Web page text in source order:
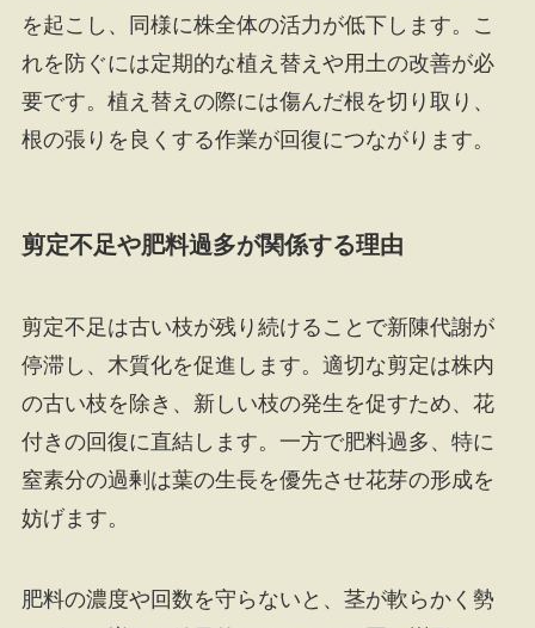
を起こし、同様に株全体の活力が低下します。こ
れを防ぐには定期的な植え替えや用土の改善が必
要です。植え替えの際には傷んだ根を切り取り、
根の張りを良くする作業が回復につながります。
剪定不足や肥料過多が関係する理由
剪定不足は古い枝が残り続けることで新陳代謝が
停滞し、木質化を促進します。適切な剪定は株内
の古い枝を除き、新しい枝の発生を促すため、花
付きの回復に直結します。一方で肥料過多、特に
窒素分の過剰は葉の生長を優先させ花芽の形成を
妨げます。
肥料の濃度や回数を守らないと、茎が軟らかく勢